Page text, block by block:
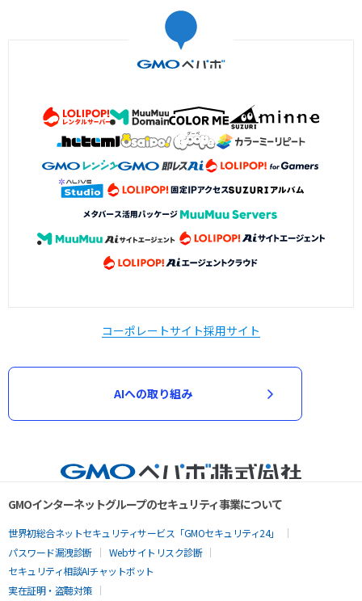
コーポレートサイト採用サイト
AIへの取り組み
GMOインターネットグループのセキュリティ事業について
世界初総合ネットセキュリティサービス「GMOセキュリティ24」
パスワード漏洩診断
Webサイトリスク診断
セキュリティ相談AIチャットボット
実在証明・盗聴対策